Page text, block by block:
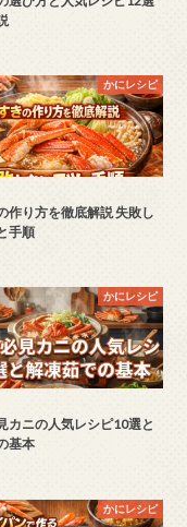
かにレシピ
作り方を徹底解説 失敗し
手順
かにレシピ
カニの人気レシピ10選と
基本
かにレシピ